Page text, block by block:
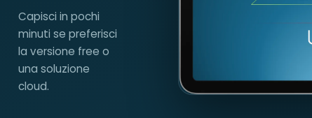
Capisci in pochi
minuti se preferisci
la versione free o
una soluzione
cloud.